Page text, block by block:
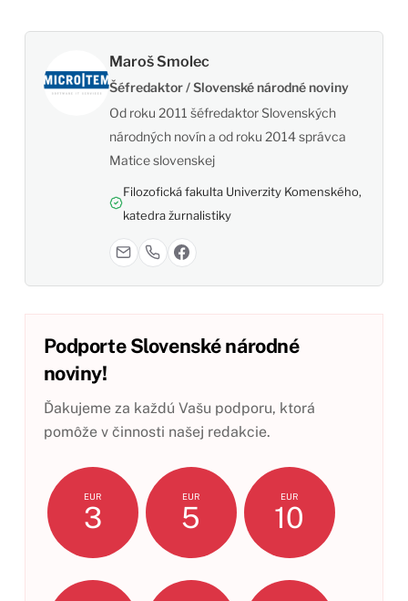
Maroš Smolec
Šéfredaktor / Slovenské národné noviny
Od roku 2011 šéfredaktor Slovenských
národných novín a od roku 2014 správca
Matice slovenskej
Filozofická fakulta Univerzity Komenského,
katedra žurnalistiky
Podporte Slovenské národné
noviny!
Ďakujeme za každú Vašu podporu, ktorá
pomôže v činnosti našej redakcie.
EUR
3
EUR
5
EUR
10